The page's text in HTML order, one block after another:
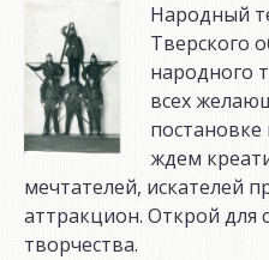
Народный
Тверского
народного
всех
ждем
мечтателей, искателей
аттракцион. Открой
творчества.